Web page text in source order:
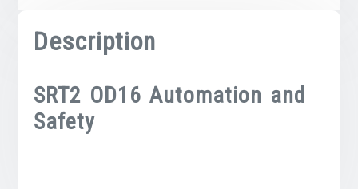
Description
SRT2 OD16 Automation and
Safety